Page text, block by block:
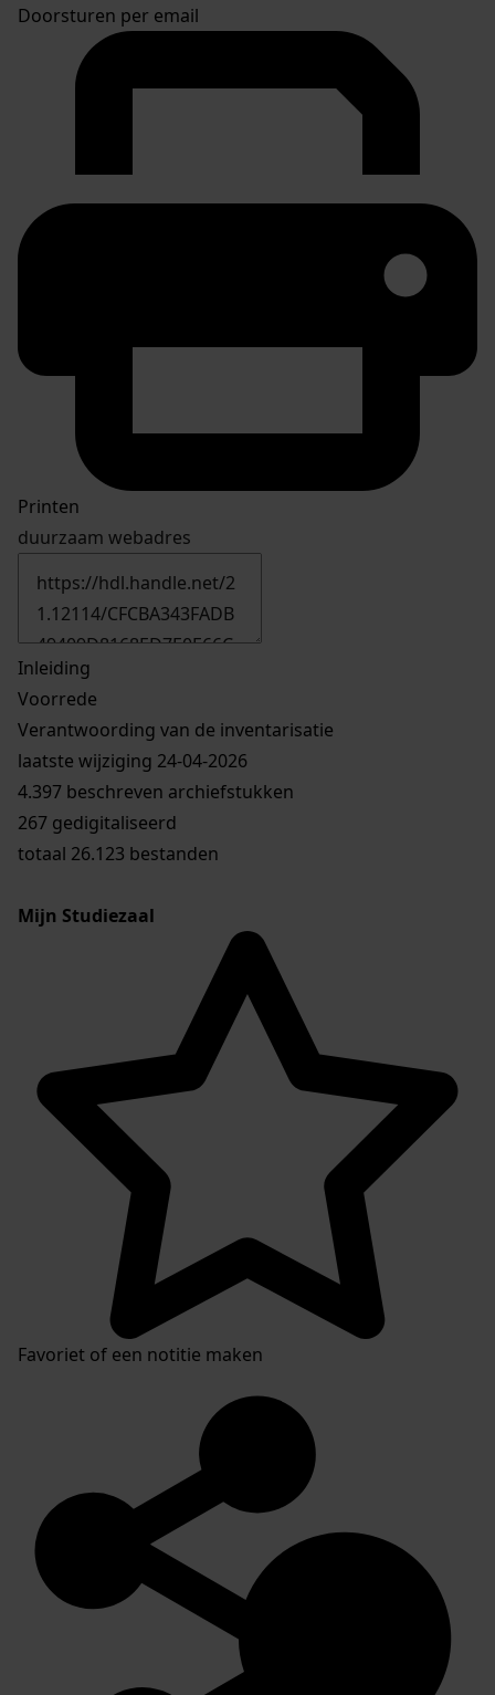
Doorsturen per email
Printen
duurzaam webadres
Inleiding
Voorrede
Verantwoording van de inventarisatie
laatste wijziging 24-04-2026
4.397 beschreven archiefstukken
267 gedigitaliseerd
totaal 26.123 bestanden
Mijn Studiezaal
Favoriet of een notitie maken